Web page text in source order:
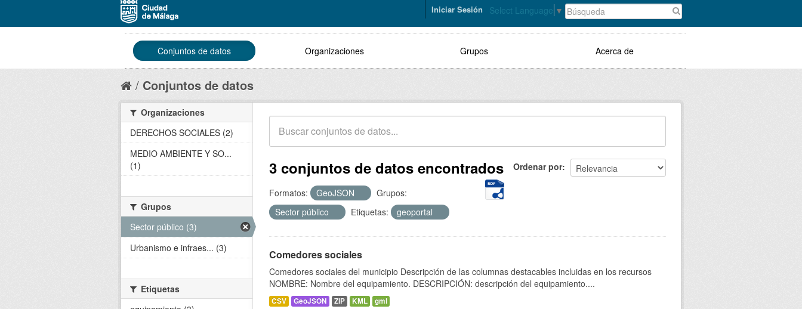
Select Language ▼
Iniciar Sesión
Conjuntos de datos Organizaciones Grupos Acerca de
Conjuntos de datos
Ordenar por
3 conjuntos de datos encontrados
Formatos: GeoJSON
Grupos:
Sector público
Etiquetas: geoportal
Comedores sociales
Comedores sociales del municipio Descripción de las columnas destacables incluidas en los recursos
NOMBRE: Nombre del equipamiento. DESCRIPCIÓN: descripción del equipamiento....
CSV GeoJSON ZIP KML gml
Organizaciones
DERECHOS SOCIALES (2)
MEDIO AMBIENTE Y SO...
(1)
Grupos
Sector público (3)
Urbanismo e infraes... (3)
Etiquetas